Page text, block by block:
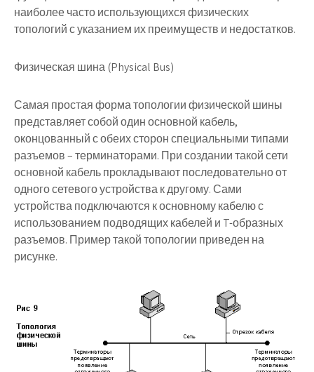
наиболее часто использующихся физических
топологий с указанием их преимуществ и недостатков.
Физическая шина (Physical Bus)
Самая простая форма топологии физической шины
представляет собой один основной кабель,
оконцованный с обеих сторон специальными типами
разъемов – терминаторами. При создании такой сети
основной кабель прокладывают последовательно от
одного сетевого устройства к другому. Сами
устройства подключаются к основному кабелю с
использованием подводящих кабелей и T-образных
разъемов. Пример такой топологии приведен на
рисунке.